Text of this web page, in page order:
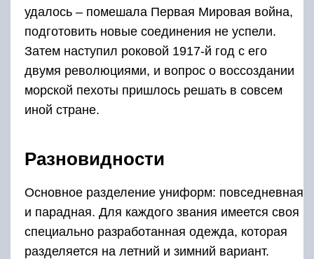
удалось – помешала Первая Мировая война,
подготовить новые соединения не успели.
Затем наступил роковой 1917-й год с его
двумя революциями, и вопрос о воссоздании
морской пехоты пришлось решать в совсем
иной стране.
Разновидности
Основное разделение униформ: повседневная
и парадная. Для каждого звания имеется своя
специально разработанная одежда, которая
разделяется на летний и зимний вариант.